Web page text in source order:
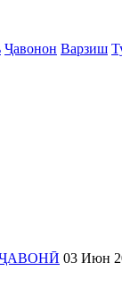
Ҷавонон Варзиш
03 Июн